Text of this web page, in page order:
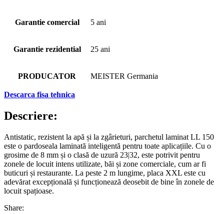
Garantie comercial 5 ani
Garantie rezidential 25 ani
PRODUCATOR MEISTER Germania
Descarca fisa tehnica
Descriere:
Antistatic, rezistent la apă și la zgârieturi, parchetul laminat LL 150
este o pardoseala laminată inteligentă pentru toate aplicațiile. Cu o
grosime de 8 mm și o clasă de uzură 23|32, este potrivit pentru
zonele de locuit intens utilizate, băi și zone comerciale, cum ar fi
buticuri și restaurante. La peste 2 m lungime, placa XXL este cu
adevărat excepțională și funcționează deosebit de bine în zonele de
locuit spațioase.
Share: